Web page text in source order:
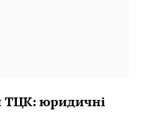
ТЦК: юридичні